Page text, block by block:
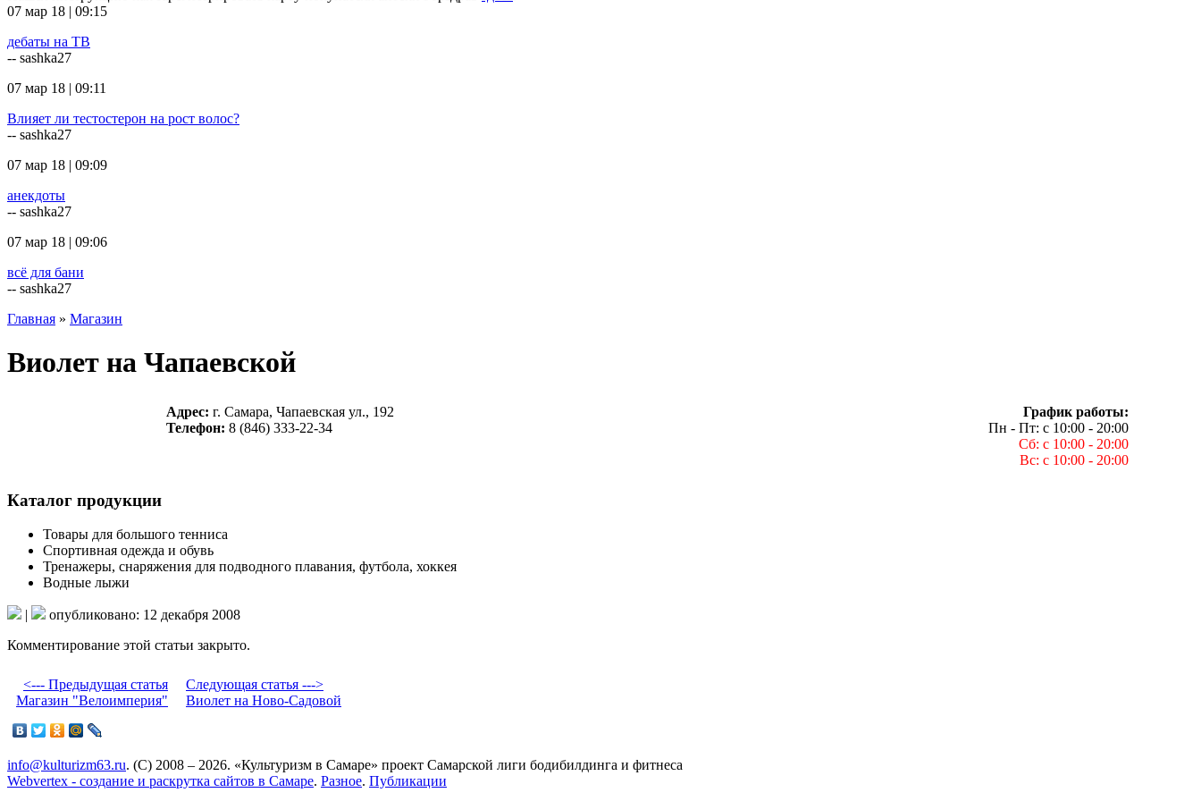
07 мар 18 | 09:15
дебаты на ТВ
-- sashka27
07 мар 18 | 09:11
Влияет ли тестостерон на рост волос?
-- sashka27
07 мар 18 | 09:09
анекдоты
-- sashka27
07 мар 18 | 09:06
всё для бани
-- sashka27
Главная » Магазин
Виолет на Чапаевской
Адрес: г. Самара, Чапаевская ул., 192
Телефон: 8 (846) 333-22-34
График работы:
Пн - Пт: с 10:00 - 20:00
Сб: с 10:00 - 20:00
Вс: с 10:00 - 20:00
Каталог продукции
Товары для большого тенниса
Спортивная одежда и обувь
Тренажеры, снаряжения для подводного плавания, футбола, хоккея
Водные лыжи
|
опубликовано: 12 декабря 2008
Комментирование этой статьи закрыто.
<--- Предыдущая статья
Магазин "Велоимперия"
Следующая статья --->
Виолет на Ново-Садовой
info@kulturizm63.ru. (C) 2008 – 2026. «Культуризм в Самаре» проект Самарской лиги бодибилдинга и фитнеса
Webvertex - создание и раскрутка сайтов в Самаре. Разное. Публикации